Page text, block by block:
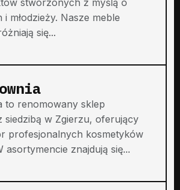
i młodzieży. Nasze meble
się...
to renomowany sklep
siedzibą w Zgierzu, oferujący
profesjonalnych kosmetyków
asortymencie znajdują się...